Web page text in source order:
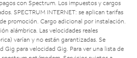
con Spectrum. Los impuestos y cargos
SPECTRUM INTERNET: se aplican tarifas
promoción. Cargo adicional por instalación.
alámbrica. Las velocidades reales
varían y no están garantizadas. Se
Gig para velocidad Gig. Para ver una lista de